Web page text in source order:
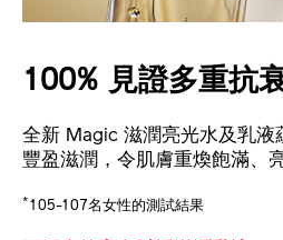
100% 見證多重抗
全新 Magic 滋潤亮光水及乳液
豐盈滋潤，令肌膚重煥飽滿、
* 105-107名女性的測試結果